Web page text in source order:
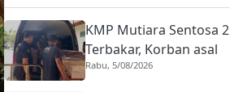
KMP Mutiara Sentosa 2
Terbakar, Korban asal
Sumbar Rino Eka Putra
Rabu, 5/08/2026